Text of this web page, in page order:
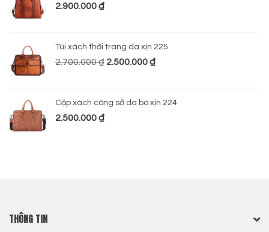
2.900.000₫
Túi xách thời trang da xịn 225
2.700.000₫ 2.500.000₫
Cặp xách công sở da bò xịn 224
2.500.000₫
THÔNG TIN